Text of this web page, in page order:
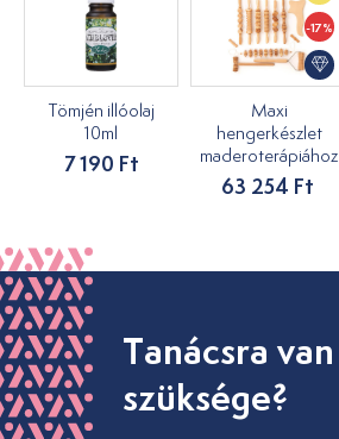
Tömjén illóolaj
10ml
7 190 Ft
-17%
Maxi
hengerkészlet
maderoterápiához
63 254 Ft
Tanácsra van
szüksége?